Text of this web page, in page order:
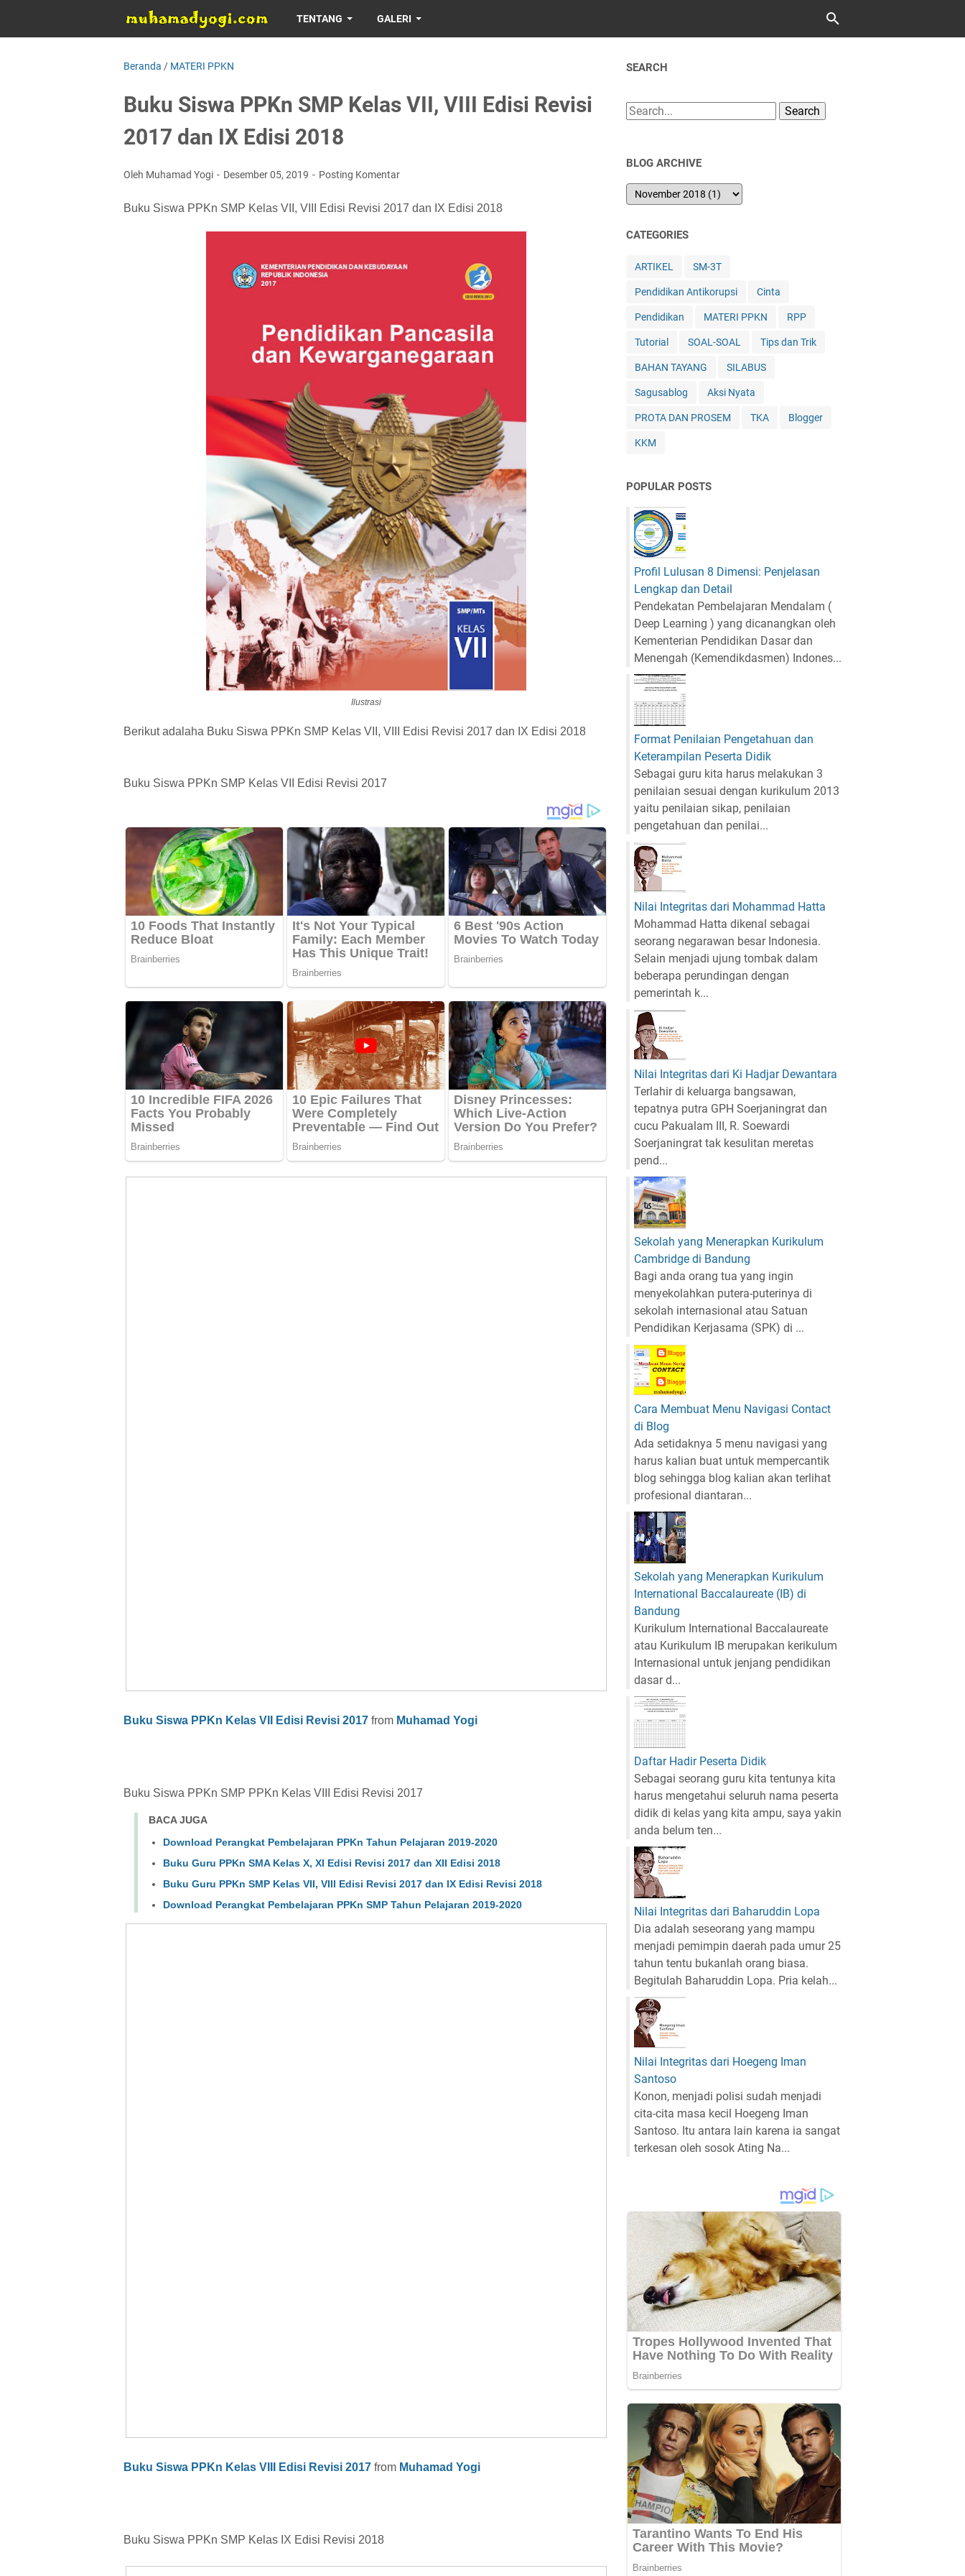
TENTANG GALERI
Beranda / MATERI PPKN
Buku Siswa PPKn SMP Kelas VII, VIII Edisi Revisi
2017 dan IX Edisi 2018
Oleh Muhamad Yogi Desember 05, 2019 Posting Komentar
Buku Siswa PPKn SMP Kelas VII, VIII Edisi Revisi 2017 dan IX Edisi 2018
Ilustrasi
Berikut adalaha Buku Siswa PPKn SMP Kelas VII, VIII Edisi Revisi 2017 dan IX Edisi 2018
Buku Siswa PPKn SMP Kelas VII Edisi Revisi 2017
Buku Siswa PPKn Kelas VII Edisi Revisi 2017 from Muhamad Yogi
Buku Siswa PPKn SMP PPKn Kelas VIII Edisi Revisi 2017
BACA JUGA
Download Perangkat Pembelajaran PPKn Tahun Pelajaran 2019-2020
Buku Guru PPKn SMA Kelas X, XI Edisi Revisi 2017 dan XII Edisi 2018
Buku Guru PPKn SMP Kelas VII, VIII Edisi Revisi 2017 dan IX Edisi Revisi 2018
Download Perangkat Pembelajaran PPKn SMP Tahun Pelajaran 2019-2020
Buku Siswa PPKn Kelas VIII Edisi Revisi 2017 from Muhamad Yogi
Buku Siswa PPKn SMP Kelas IX Edisi Revisi 2018
SEARCH
Search
BLOG ARCHIVE
CATEGORIES
ARTIKEL SM-3T
Pendidikan Antikorupsi Cinta
Pendidikan MATERI PPKN RPP
Tutorial SOAL-SOAL Tips dan Trik
BAHAN TAYANG SILABUS
Sagusablog Aksi Nyata
PROTA DAN PROSEM TKA Blogger
KKM
POPULAR POSTS
Profil Lulusan 8 Dimensi: Penjelasan
Lengkap dan Detail
Pendekatan Pembelajaran Mendalam (
Deep Learning ) yang dicanangkan oleh
Kementerian Pendidikan Dasar dan
Menengah (Kemendikdasmen) Indones...
Format Penilaian Pengetahuan dan
Keterampilan Peserta Didik
Sebagai guru kita harus melakukan 3
penilaian sesuai dengan kurikulum 2013
yaitu penilaian sikap, penilaian
pengetahuan dan penilai...
Nilai Integritas dari Mohammad Hatta
Mohammad Hatta dikenal sebagai
seorang negarawan besar Indonesia.
Selain menjadi ujung tombak dalam
beberapa perundingan dengan
pemerintah k...
Nilai Integritas dari Ki Hadjar Dewantara
Terlahir di keluarga bangsawan,
tepatnya putra GPH Soerjaningrat dan
cucu Pakualam III, R. Soewardi
Soerjaningrat tak kesulitan meretas
pend...
Sekolah yang Menerapkan Kurikulum
Cambridge di Bandung
Bagi anda orang tua yang ingin
menyekolahkan putera-puterinya di
sekolah internasional atau Satuan
Pendidikan Kerjasama (SPK) di ...
Cara Membuat Menu Navigasi Contact
di Blog
Ada setidaknya 5 menu navigasi yang
harus kalian buat untuk mempercantik
blog sehingga blog kalian akan terlihat
profesional diantaran...
Sekolah yang Menerapkan Kurikulum
International Baccalaureate (IB) di
Bandung
Kurikulum International Baccalaureate
atau Kurikulum IB merupakan kerikulum
Internasional untuk jenjang pendidikan
dasar d...
Daftar Hadir Peserta Didik
Sebagai seorang guru kita tentunya kita
harus mengetahui seluruh nama peserta
didik di kelas yang kita ampu, saya yakin
anda belum ten...
Nilai Integritas dari Baharuddin Lopa
Dia adalah seseorang yang mampu
menjadi pemimpin daerah pada umur 25
tahun tentu bukanlah orang biasa.
Begitulah Baharuddin Lopa. Pria kelah...
Nilai Integritas dari Hoegeng Iman
Santoso
Konon, menjadi polisi sudah menjadi
cita-cita masa kecil Hoegeng Iman
Santoso. Itu antara lain karena ia sangat
terkesan oleh sosok Ating Na...